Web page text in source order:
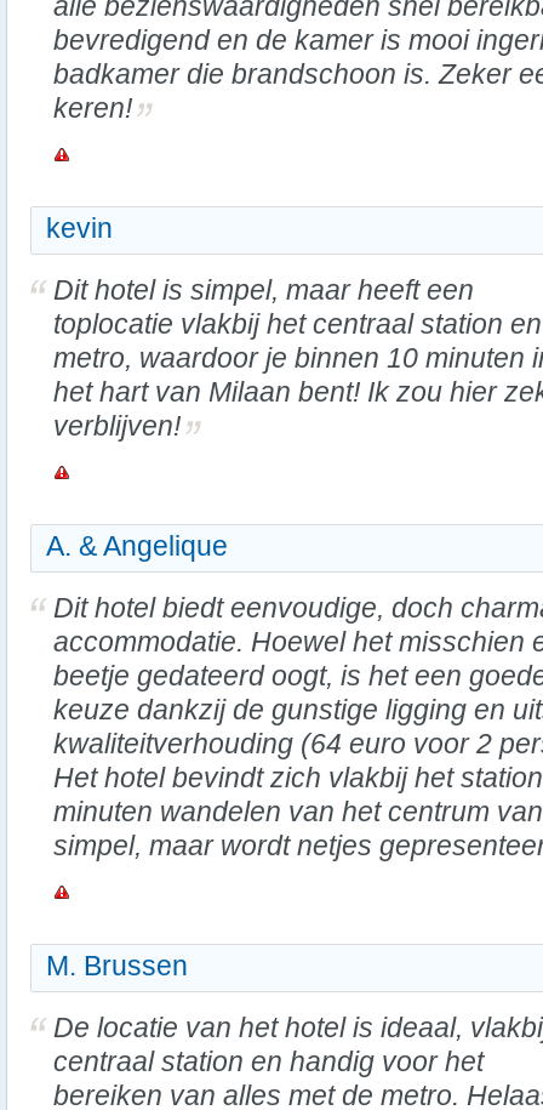
bevredigend en de kamer is mooi
badkamer die brandschoon is. Zeker
keren!
kevin
Dit hotel is simpel, maar heeft een
toplocatie vlakbij het centraal station
metro, waardoor je binnen 10 minuten
het hart van Milaan bent! Ik zou hier
verblijven!
A. & Angelique
Dit hotel biedt eenvoudige, doch
accommodatie. Hoewel het misschien
beetje gedateerd oogt, is het een
keuze dankzij de gunstige ligging en
kwaliteitverhouding (64 euro voor 2
Het hotel bevindt zich vlakbij het
minuten wandelen van het centrum
simpel, maar wordt netjes
M. Brussen
De locatie van het hotel is ideaal,
centraal station en handig voor het
bereiken van alles met de metro.